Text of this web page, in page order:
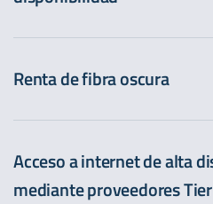
Renta de fibra oscura
Acceso a internet de alta
mediante proveedores